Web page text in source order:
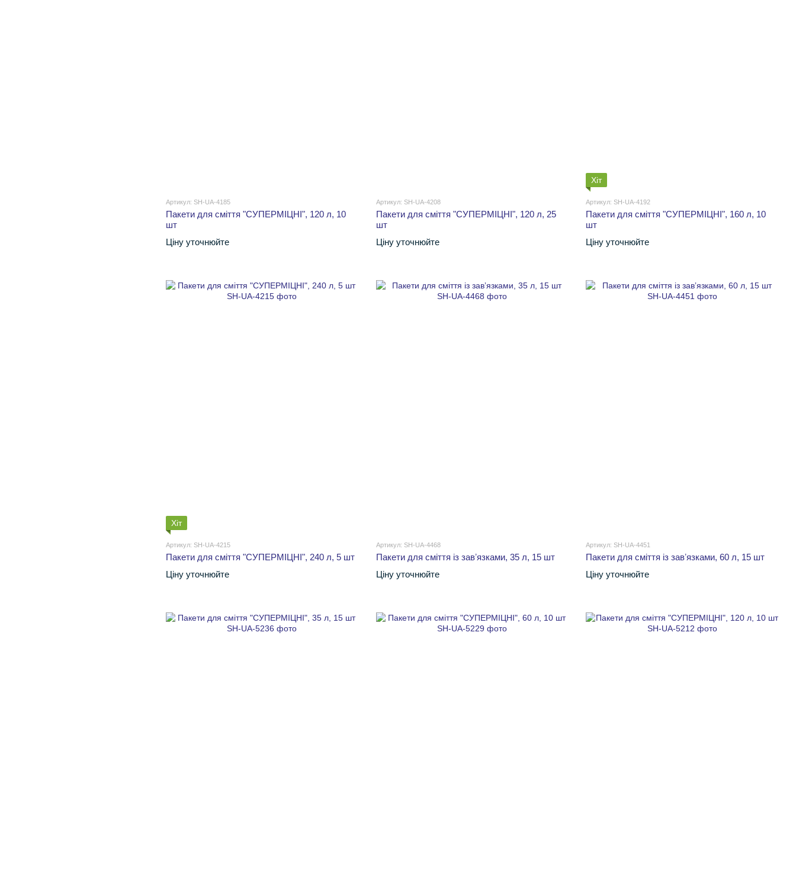
Артикул: SH-UA-4185
Пакети для сміття "СУПЕРМІЦНІ", 120 л, 10
шт
Ціну уточнюйте
Артикул: SH-UA-4208
Пакети для сміття "СУПЕРМІЦНІ", 120 л, 25
шт
Ціну уточнюйте
Хіт
Артикул: SH-UA-4192
Пакети для сміття "СУПЕРМІЦНІ", 160 л, 10
шт
Ціну уточнюйте
Хіт
Артикул: SH-UA-4215
Пакети для сміття "СУПЕРМІЦНІ", 240 л, 5 шт
Ціну уточнюйте
Артикул: SH-UA-4468
Пакети для сміття із завʼязками, 35 л, 15 шт
Ціну уточнюйте
Артикул: SH-UA-4451
Пакети для сміття із завʼязками, 60 л, 15 шт
Ціну уточнюйте